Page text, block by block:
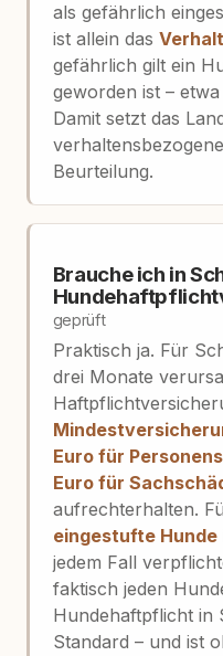
als gefährlich
ist allein das
gefährlich gilt ein
geworden ist –
Damit setzt das
Beurteilung.
Brauche ich in
geprüft
Praktisch ja. Für
drei Monate
Euro für
Euro für
aufrechterhalten.
eingestufte Hunde
jedem Fall
faktisch jeden
Hundehaftpflicht in
Standard – und ist